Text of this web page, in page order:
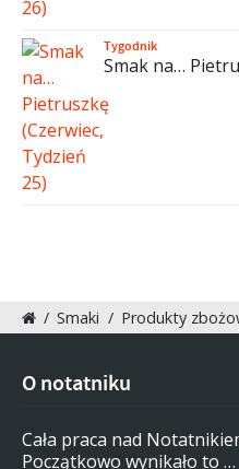
Tygodnik
Smak na…
/ Smaki / Produkty
O notatniku
Cała praca nad
Początkowo wynikało to …